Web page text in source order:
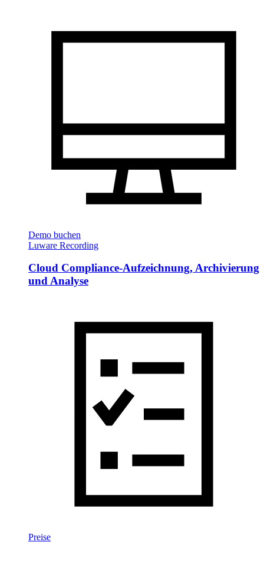
Demo buchen
Luware Recording
Cloud Compliance-Aufzeichnung, Archivierung
und Analyse
Preise